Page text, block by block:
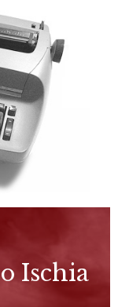
Ischia